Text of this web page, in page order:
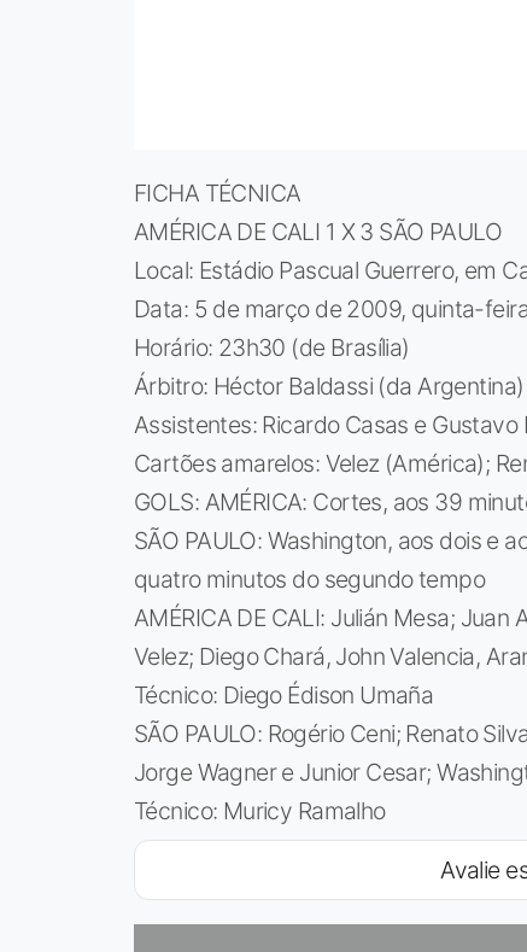
FICHA TÉCNICA
AMÉRICA DE CALI 1 X 3 SÃO PAULO
Local: Estádio Pascual Guerrero, em
Data: 5 de março de 2009, quinta-
Horário: 23h30 (de Brasília)
Árbitro: Héctor Baldassi (da Argentina)
Assistentes: Ricardo Casas e
Cartões amarelos: Velez (América);
GOLS: AMÉRICA: Cortes, aos 39
SÃO PAULO: Washington, aos dois e
quatro minutos do segundo tempo
AMÉRICA DE CALI: Julián Mesa;
Velez; Diego Chará, John Valencia,
Técnico: Diego Édison Umaña
SÃO PAULO: Rogério Ceni; Renato
Jorge Wagner e Junior Cesar;
Técnico: Muricy Ramalho
Avalie